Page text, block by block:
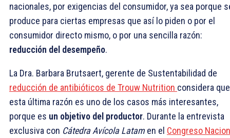
nacionales, por exigencias del consumidor, ya sea porque
produce para ciertas empresas que así lo piden o por el
consumidor directo mismo, o por una sencilla razón:
reducción del desempeño.
La Dra. Barbara Brutsaert, gerente de Sustentabilidad de
reducción de antibióticos de Trouw Nutrition considera que
esta última razón es uno de los casos más interesantes,
porque es un objetivo del productor. Durante la entrevista
exclusiva con Cátedra Avícola Latam en el Congreso